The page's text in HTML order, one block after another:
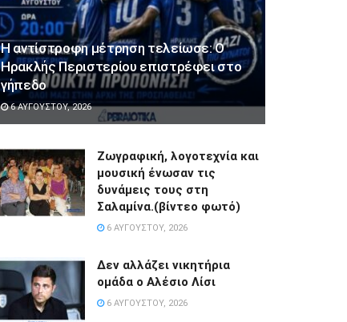
Η αντίστροφη μέτρηση τελείωσε: Ο
Ηρακλής Περιστερίου επιστρέφει στο
γήπεδο
6 ΑΥΓΟΎΣΤΟΥ, 2026
Ζωγραφική, λογοτεχνία και
μουσική ένωσαν τις
δυνάμεις τους στη
Σαλαμίνα.(βίντεο φωτό)
6 ΑΥΓΟΎΣΤΟΥ, 2026
Δεν αλλάζει νικητήρια
ομάδα ο Αλέσιο Λίσι
6 ΑΥΓΟΎΣΤΟΥ, 2026